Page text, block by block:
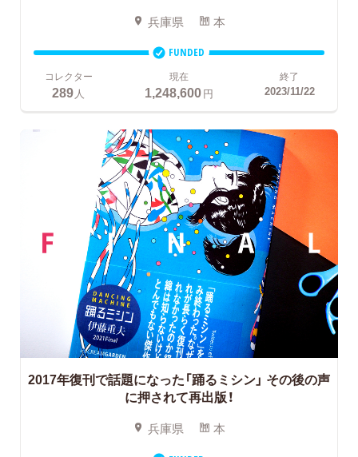
兵庫県 本
FUNDED
コレクター
289 人
現在
1,248,600円
終了
2023/11/22
2017年復刊で話題になった「踊るミシン」 その後の声
に押されて再出版！
兵庫県 本